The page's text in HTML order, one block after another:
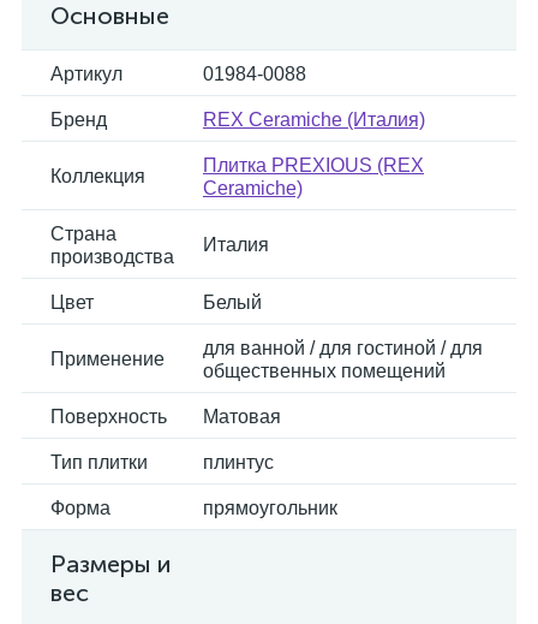
Основные
Артикул 01984-0088
Бренд REX Ceramiche (Италия)
Коллекция
Плитка PREXIOUS (REX
Ceramiche)
Страна
производства
Италия
Цвет Белый
Применение
для ванной / для гостиной / для
общественных помещений
Поверхность Матовая
Тип плитки плинтус
Форма прямоугольник
Размеры и
вес